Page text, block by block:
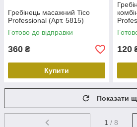
Гребінець масажний Tico
Professional (Арт. 5815)
Готово до відправки
360 ₴
Купити
120
Показати
1 / 8